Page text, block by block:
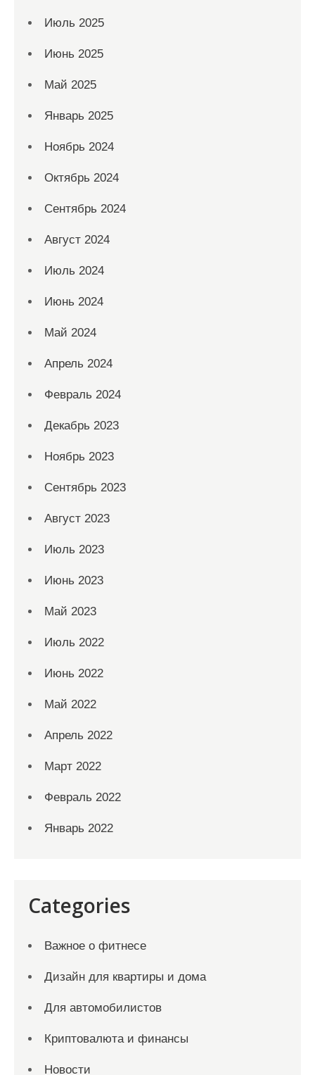
Июль 2025
Июнь 2025
Май 2025
Январь 2025
Ноябрь 2024
Октябрь 2024
Сентябрь 2024
Август 2024
Июль 2024
Июнь 2024
Май 2024
Апрель 2024
Февраль 2024
Декабрь 2023
Ноябрь 2023
Сентябрь 2023
Август 2023
Июль 2023
Июнь 2023
Май 2023
Июль 2022
Июнь 2022
Май 2022
Апрель 2022
Март 2022
Февраль 2022
Январь 2022
Categories
Важное о фитнесе
Дизайн для квартиры и дома
Для автомобилистов
Криптовалюта и финансы
Новости